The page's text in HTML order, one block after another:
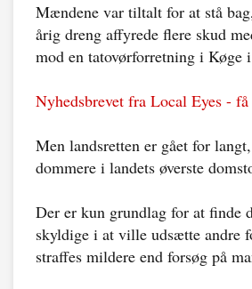
Mændene var tiltalt for at stå
årig dreng affyrede flere skud
mod en tatovørforretning i Køge
Nyhedsbrevet fra Local Eyes -
Men landsretten er gået for
dommere i landets øverste
Der er kun grundlag for at finde
skyldige i at ville udsætte andre
straffes mildere end forsøg på